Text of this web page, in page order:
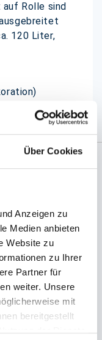
Über Cookies
Anzeigen zu
Medien anbieten
Website zu
zu Ihrer
Partner für
weiter. Unsere
mit
bereitgestellt
auf Rolle sind
120 Liter,
GmbH, Am